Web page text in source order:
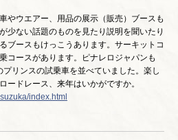
やウエアー、用品の展示（販売）ブースも
少ない話題のものを見たり説明を聞いたり
ブースもけっこうあります。サーキットコ
コースがあります。ピナレロジャパンも
リンスの試乗車を並べていました。楽し
ードレース、来年はいかがですか。
index.html